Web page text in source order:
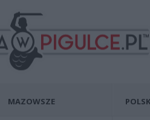
MAZOWSZE